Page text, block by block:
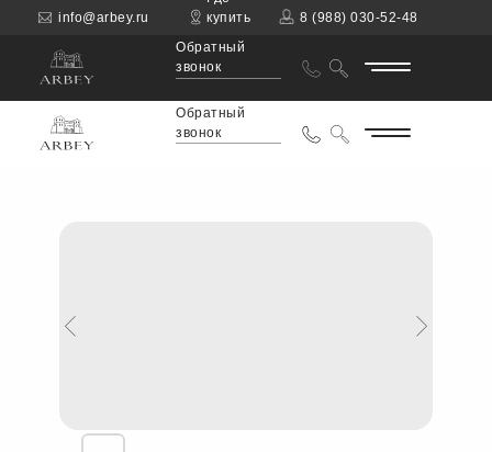
купить
8 (988) 030-52-48
info@arbey.ru
Обратный
звонок
Обратный
звонок